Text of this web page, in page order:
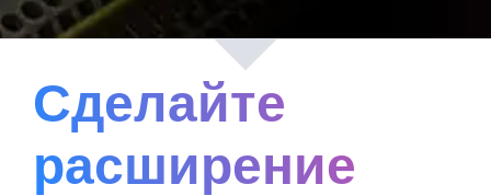
Сделайте
расширение